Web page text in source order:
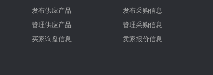
发布供应产品
管理供应产品
买家询盘信息
发布采购信息
管理采购信息
卖家报价信息